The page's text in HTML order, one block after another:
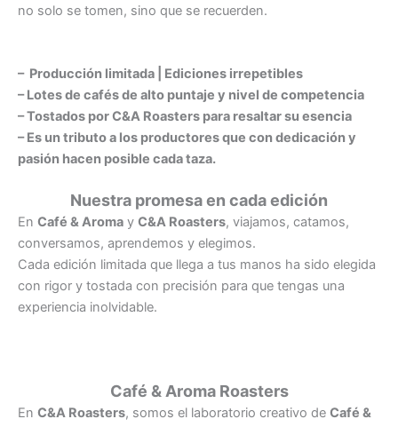
no solo se tomen, sino que se recuerden.
– Producción limitada | Ediciones irrepetibles
– Lotes de cafés de alto puntaje y nivel de competencia
– Tostados por C&A Roasters para resaltar su esencia
– Es un tributo a los productores que con dedicación y
pasión hacen posible cada taza.
Nuestra promesa en cada edición
En Café & Aroma y C&A Roasters, viajamos, catamos,
conversamos, aprendemos y elegimos.
Cada edición limitada que llega a tus manos ha sido elegida
con rigor y tostada con precisión para que tengas una
experiencia inolvidable.
Café & Aroma Roasters
En C&A Roasters, somos el laboratorio creativo de Café &